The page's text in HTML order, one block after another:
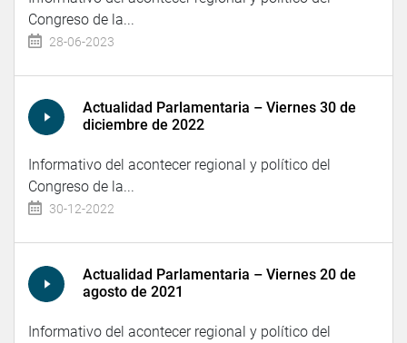
Congreso de la...
28-06-2023
Actualidad Parlamentaria – Viernes 30 de
diciembre de 2022
Informativo del acontecer regional y político del
Congreso de la...
30-12-2022
Actualidad Parlamentaria – Viernes 20 de
agosto de 2021
Informativo del acontecer regional y político del